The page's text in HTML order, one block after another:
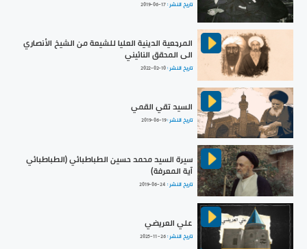
تاريخ النشر :2019-06-17
المرجعية الدينية العليا للشيعة من الشيخ الأنصاري
الى المحقق النائيني
تاريخ النشر :2022-02-10
السيد تقي القمي
تاريخ النشر :2019-06-19
سيرة السيد محمد حسين الطباطبائي (الطباطبائي
آية المعرفة)
تاريخ النشر : 2019-06-24
علي العريضي
تاريخ النشر :2025-11-26